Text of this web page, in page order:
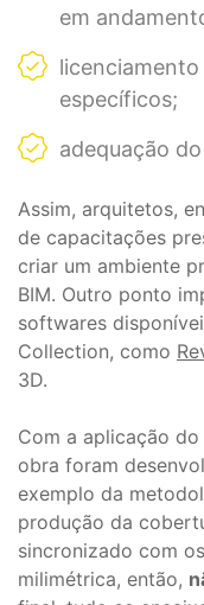
em
específicos;
adequação
Assim, arquitetos,
de capacitações
criar um ambiente
BIM. Outro ponto
softwares
Collection, como
3D.
Com a aplicação do
obra foram
exemplo da
produção da
sincronizado com
milimétrica, então,